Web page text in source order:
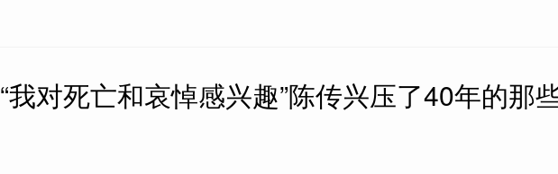
“我对死亡和哀悼感兴趣”陈传兴压了40年的那